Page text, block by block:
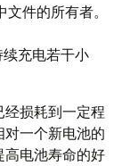
件的所有者。
充电若干小
损耗到一定程
一个新电池的
高电池寿命的好